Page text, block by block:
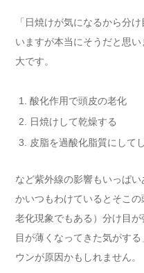
「日焼けが気になるから分
いますが本当にそうだと思
大です。
酸化作用で頭皮の老化
日焼けして乾燥する
皮脂を過酸化脂質にして
など紫外線の影響もいっぱ
かいつもわけているとそこ
老化現象でもある）分け目
目が薄くなってきた気がす
ウンが原因かもしれません。